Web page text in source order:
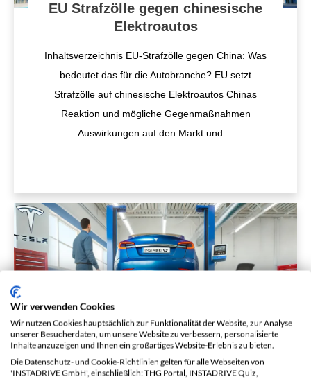
EU Strafzölle gegen chinesische
Elektroautos
Inhaltsverzeichnis EU-Strafzölle gegen China: Was
bedeutet das für die Autobranche? EU setzt
Strafzölle auf chinesische Elektroautos Chinas
Reaktion und mögliche Gegenmaßnahmen
Auswirkungen auf den Markt und
Tesla Model 3: Mängel Probleme
Wartungskosten
Wir verwenden Cookies
Wir nutzen Cookies hauptsächlich zur Funktionalität der Website, zur Analyse
unserer Besucherdaten, um unsere Website zu verbessern, personalisierte
Inhalte anzuzeigen und Ihnen ein großartiges Website-Erlebnis zu bieten.
Die Datenschutz- und Cookie-Richtlinien gelten für alle Webseiten von
'INSTADRIVE GmbH', einschließlich: THG Portal, INSTADRIVE Quiz,